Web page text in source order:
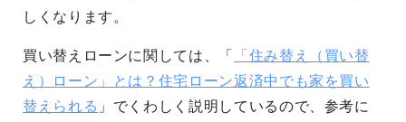
しくなります。
買い替えローンに関しては、「
「住み替え（買い替
え）ローン」とは？住宅ローン返済中でも家を買い
替えられる 」でくわしく説明しているので、参考に